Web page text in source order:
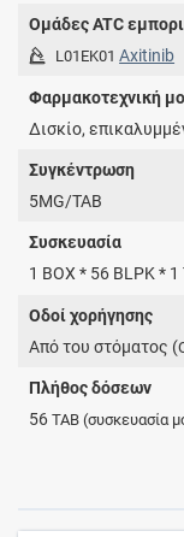
Ομάδες ATC
L01EK01 Axitinib
Φαρμακοτεχνική
Δισκίο,
Συγκέντρωση
5MG/TAB
Συσκευασία
1 BOX * 56 BLPK * 1
Οδοί χορήγησης
Από του στόματος (
Πλήθος δόσεων
56TAB (συσκευασία